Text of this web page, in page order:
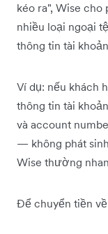
kéo ra", Wise
nhiều loại ngoại
thông tin tài
Ví dụ: nếu khách
thông tin tài
và account
— không phát
Wise thường
Để chuyển tiền